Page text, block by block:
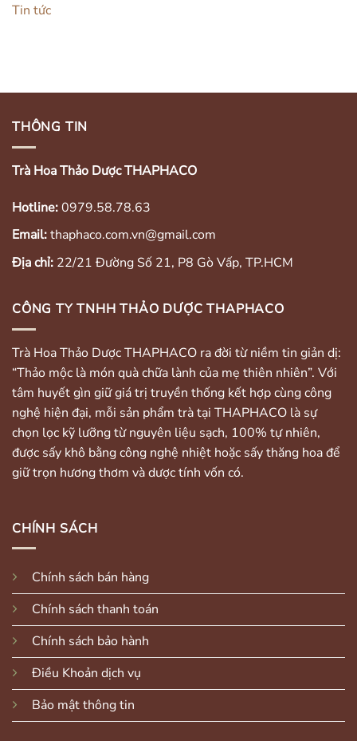
Tin tức
THÔNG TIN
Trà Hoa Thảo Dược THAPHACO
Hotline:0979.58.78.63
Email:thaphaco.com.vn@gmail.com
Địa chỉ: 22/21 Đường Số 21, P8 Gò Vấp, TP.HCM
CÔNG TY TNHH THẢO DƯỢC THAPHACO
Trà Hoa Thảo Dược THAPHACO ra đời từ niềm tin giản dị:
“Thảo mộc là món quà chữa lành của mẹ thiên nhiên”. Với
tâm huyết gìn giữ giá trị truyền thống kết hợp cùng công
nghệ hiện đại, mỗi sản phẩm trà tại THAPHACO là sự
chọn lọc kỹ lưỡng từ nguyên liệu sạch, 100% tự nhiên,
được sấy khô bằng công nghệ nhiệt hoặc sấy thăng hoa để
giữ trọn hương thơm và dược tính vốn có.
CHÍNH SÁCH
Chính sách bán hàng
Chính sách thanh toán
Chính sách bảo hành
Điều Khoản dịch vụ
Bảo mật thông tin